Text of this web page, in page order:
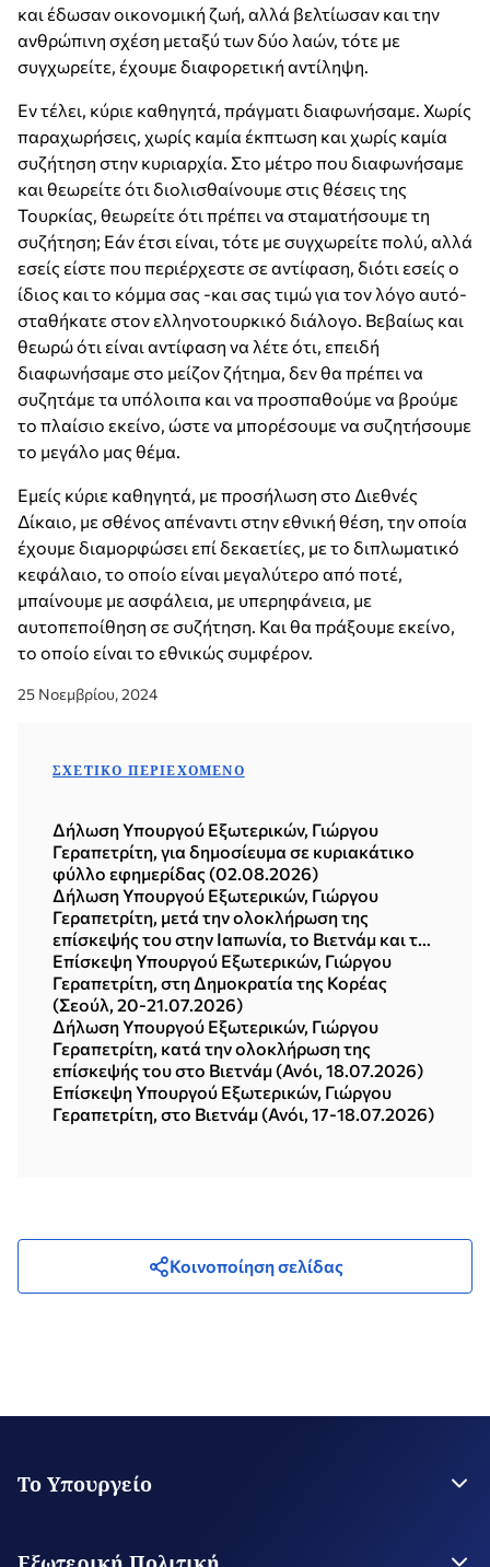
και έδωσαν οικονομική ζωή, αλλά βελτίωσαν και την
ανθρώπινη σχέση μεταξύ των δύο λαών, τότε με
συγχωρείτε, έχουμε διαφορετική αντίληψη.
Εν τέλει, κύριε καθηγητά, πράγματι διαφωνήσαμε. Χωρίς
παραχωρήσεις, χωρίς καμία έκπτωση και χωρίς καμία
συζήτηση στην κυριαρχία. Στο μέτρο που διαφωνήσαμε
και θεωρείτε ότι διολισθαίνουμε στις θέσεις της
Τουρκίας, θεωρείτε ότι πρέπει να σταματήσουμε τη
συζήτηση; Εάν έτσι είναι, τότε με συγχωρείτε πολύ, αλλά
εσείς είστε που περιέρχεστε σε αντίφαση, διότι εσείς ο
ίδιος και το κόμμα σας -και σας τιμώ για τον λόγο αυτό-
σταθήκατε στον ελληνοτουρκικό διάλογο. Βεβαίως και
θεωρώ ότι είναι αντίφαση να λέτε ότι, επειδή
διαφωνήσαμε στο μείζον ζήτημα, δεν θα πρέπει να
συζητάμε τα υπόλοιπα και να προσπαθούμε να βρούμε
το πλαίσιο εκείνο, ώστε να μπορέσουμε να συζητήσουμε
το μεγάλο μας θέμα.
Εμείς κύριε καθηγητά, με προσήλωση στο Διεθνές
Δίκαιο, με σθένος απέναντι στην εθνική θέση, την οποία
έχουμε διαμορφώσει επί δεκαετίες, με το διπλωματικό
κεφάλαιο, το οποίο είναι μεγαλύτερο από ποτέ,
μπαίνουμε με ασφάλεια, με υπερηφάνεια, με
αυτοπεποίθηση σε συζήτηση. Και θα πράξουμε εκείνο,
το οποίο είναι το εθνικώς συμφέρον.
25 Νοεμβρίου, 2024
ΣΧΕΤΙΚΌ ΠΕΡΙΕΧΌΜΕΝΟ
Δήλωση Υπουργού Εξωτερικών, Γιώργου
Γεραπετρίτη, για δημοσίευμα σε κυριακάτικο
φύλλο εφημερίδας (02.08.2026)
Δήλωση Υπουργού Εξωτερικών, Γιώργου
Γεραπετρίτη, μετά την ολοκλήρωση της
επίσκεψής του στην Ιαπωνία, το Βιετνάμ και τη
Δημοκρατία της Κορέας (Σεούλ, 21.07.2026)
Επίσκεψη Υπουργού Εξωτερικών, Γιώργου
Γεραπετρίτη, στη Δημοκρατία της Κορέας
(Σεούλ, 20-21.07.2026)
Δήλωση Υπουργού Εξωτερικών, Γιώργου
Γεραπετρίτη, κατά την ολοκλήρωση της
επίσκεψής του στο Βιετνάμ (Ανόι, 18.07.2026)
Επίσκεψη Υπουργού Εξωτερικών, Γιώργου
Γεραπετρίτη, στο Βιετνάμ (Ανόι, 17-18.07.2026)
Κοινοποίηση σελίδας
Το Υπουργείο
Στρατηγικό Σχέδιο